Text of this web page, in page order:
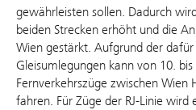
gewährleisten sollen. Dadurch
beiden Strecken erhöht und die
Wien gestärkt. Aufgrund der
Gleisumlegungen kann von 10.
Fernverkehrszüge zwischen Wien
fahren. Für Züge der RJ-Linie wird